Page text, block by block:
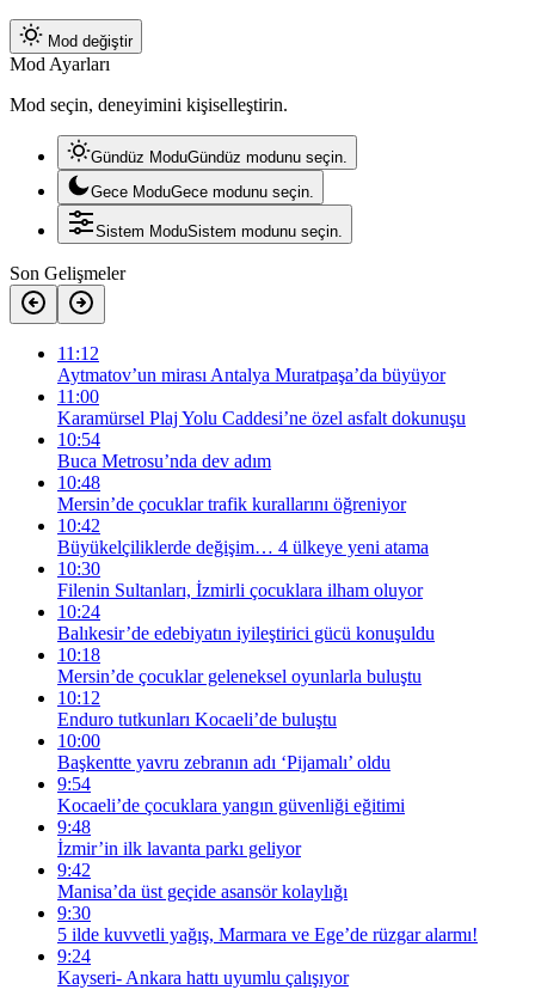
Mod değiştir
Mod Ayarları
Mod seçin, deneyimini kişiselleştirin.
Gündüz ModuGündüz modunu seçin.
Gece ModuGece modunu seçin.
Sistem ModuSistem modunu seçin.
Son Gelişmeler
11:12
Aytmatov’un mirası Antalya Muratpaşa’da büyüyor
11:00
Karamürsel Plaj Yolu Caddesi’ne özel asfalt dokunuşu
10:54
Buca Metrosu’nda dev adım
10:48
Mersin’de çocuklar trafik kurallarını öğreniyor
10:42
Büyükelçiliklerde değişim… 4 ülkeye yeni atama
10:30
Filenin Sultanları, İzmirli çocuklara ilham oluyor
10:24
Balıkesir’de edebiyatın iyileştirici gücü konuşuldu
10:18
Mersin’de çocuklar geleneksel oyunlarla buluştu
10:12
Enduro tutkunları Kocaeli’de buluştu
10:00
Başkentte yavru zebranın adı ‘Pijamalı’ oldu
9:54
Kocaeli’de çocuklara yangın güvenliği eğitimi
9:48
İzmir’in ilk lavanta parkı geliyor
9:42
Manisa’da üst geçide asansör kolaylığı
9:30
5 ilde kuvvetli yağış, Marmara ve Ege’de rüzgar alarmı!
9:24
Kayseri- Ankara hattı uyumlu çalışıyor